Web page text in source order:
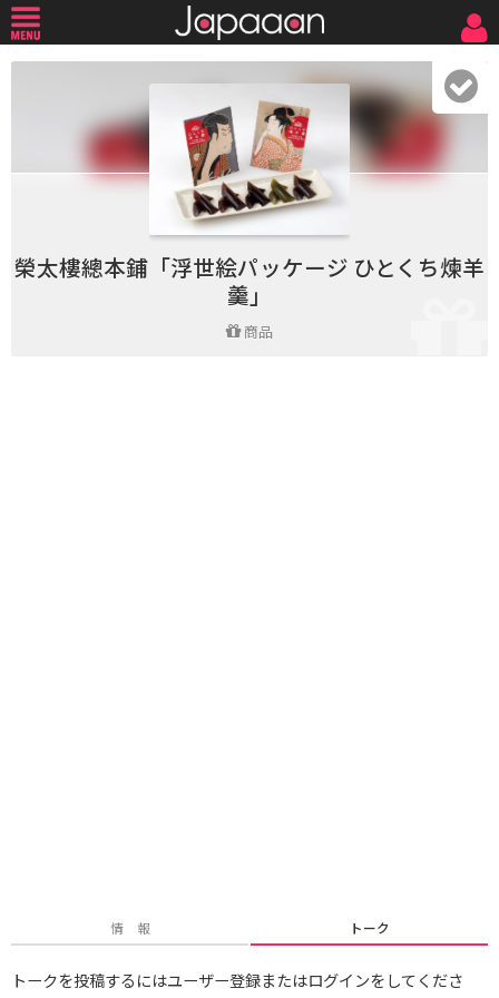
榮太樓總本鋪「浮世絵パッケージ ひとくち煉羊
羹」
商品
情 報 トーク
トークを投稿するにはユーザー登録またはログインをしてくださ